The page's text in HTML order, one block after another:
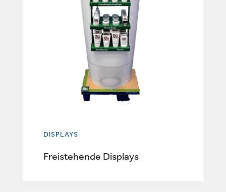
DISPLAYS
Freistehende Displays